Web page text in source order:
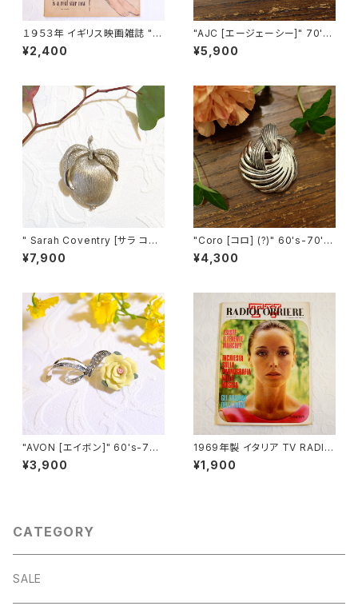
１９５３年 イギリス映画雑誌 " P
icturegoer " ７月４日号 [OV-
21]
¥2,400
"AJC [エージェーシー]" 70's
三日月に向かって走るサンタク
ロースの雪車 ヴィンテージブロ
¥5,900
" Sarah Coventry [サラ コヴ
ェントリー] " １９６１年"Adams
Delight"シリーズ プラムモチー
¥7,900
"Coro [コロ] (?)" 60's-70's
シルバートーン ヴィンテージブ
ローチ [BV-326]
¥4,300
"AVON [エイボン]" 60's-7
0's 薔薇モチーフ ヴィンテージ
¥3,900
1969年製 イタリア TV RADIO
雑誌 "TV RADIOCORRIERE"
[OB-2]
¥1,900
CATEGORY
SALE